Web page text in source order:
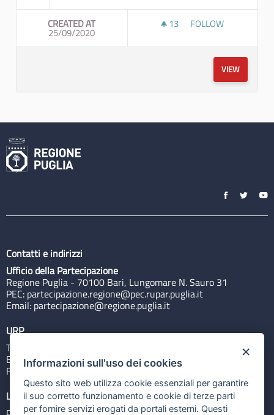
CREATED AT
25/09/2020
13 13 FOLLOWERS
FOLLOW
VIEW
Contatti e indirizzi
Ufficio della Partecipazione
Regione Puglia - 70100 Bari, Lungomare N. Sauro 31
PEC: partecipazione.regione@pec.rupar.puglia.it
Email: partecipazione@regione.puglia.it
URP
Tel: 800713939
Email:quiregione@regione.puglia.it
Rubrica
Link utili
×
Informazioni sull'uso dei cookies
Questo sito web utilizza cookie essenziali per garantire
il suo corretto funzionamento e cookie di terze parti
per fornire servizi erogati da portali esterni. Questi